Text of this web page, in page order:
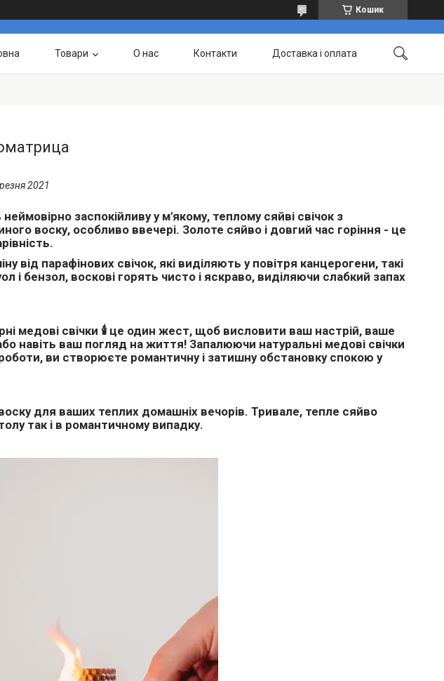
Кошик
Товари О нас Контакти Доставка і оплата
2021
заспокійливу у м'якому, теплому сяйві свічок з
воску, особливо ввечері. Золоте сяйво і довгий час горіння - це
від парафінових свічок, які виділяють у повітря канцерогени, такі
і бензол, воскові горять чисто і яскраво, виділяючи слабкий запах
медові свічки 🕯 це один жест, щоб висловити ваш настрій, ваше
навіть ваш погляд на життя! Запалюючи натуральні медові свічки
ви створюєте романтичну і затишну обстановку спокою у
для ваших теплих домашніх вечорів. Тривале, тепле сяйво
так і в романтичному випадку.